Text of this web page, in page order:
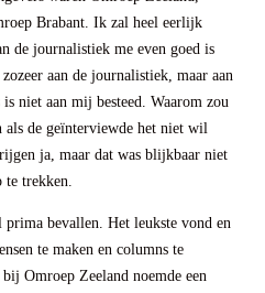
Brabant. Ik zal heel eerlijk
de journalistiek me even goed is
aan de journalistiek, maar aan
niet aan mij besteed. Waarom zou
de geïnterviewde het niet wil
ja, maar dat was blijkbaar niet
trekken.
bevallen. Het leukste vond en
te maken en columns te
Omroep Zeeland noemde een